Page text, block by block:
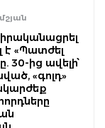
է «Պատժել
30-ից ավելի՝
«գոլդ»